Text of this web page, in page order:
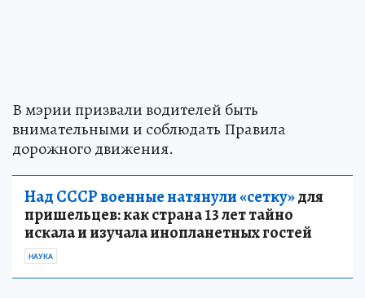
В мэрии призвали водителей быть
внимательными и соблюдать Правила
дорожного движения.
Над СССР военные натянули «сетку»для
пришельцев: как страна 13 лет тайно
искала и изучала инопланетных гостей
НАУКА